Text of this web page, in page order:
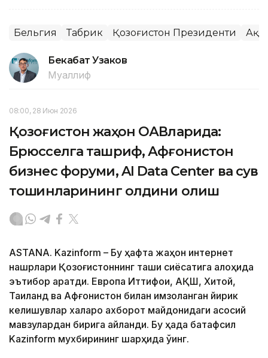
Бельгия Табрик Қозоғистон Президенти
Бекабат Узаков
Муаллиф
08:00, 28 Июн 2026
Қозоғистон жаҳон ОАВларида:
Брюсселга ташриф, Афғонистон
бизнес форуми, AI Data Center ва сув
тошқинларининг олдини олиш
ASTANA. Kazinform – Бу ҳафта жаҳон интернет
нашрлари Қозоғистоннинг ташқи сиёсатига алоҳида
эътибор қаратди. Европа Иттифоқи, АҚШ, Хитой,
Таиланд ва Афғонистон билан имзоланган йирик
келишувлар халқаро ахборот майдонидаги асосий
мавзулардан бирига айланди. Бу ҳақда батафсил
Kazinform мухбирининг шарҳида ўқинг.